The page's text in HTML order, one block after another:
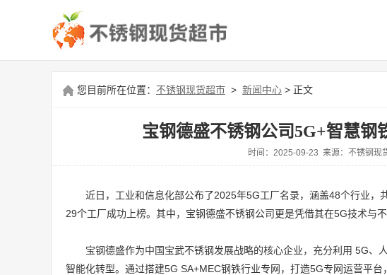
您目前所在位置： 不锈钢现货超市 > 新闻中心 > 正文
宝钢德盛不锈钢公司5G+智慧钢
时间：2025-09-23 来源：不锈钢现
近日，工业和信息化部公布了2025年5G工厂名录，涵盖48个行业
29个工厂成功上榜。其中，宝钢德盛不锈钢公司更是凭借其在5G技术与
宝钢德盛作为中国宝武不锈钢发展战略的核心企业，充分利用 5G、
智能化转型。通过搭建5G SA+MEC钢铁行业专网，打造5G专网运营平